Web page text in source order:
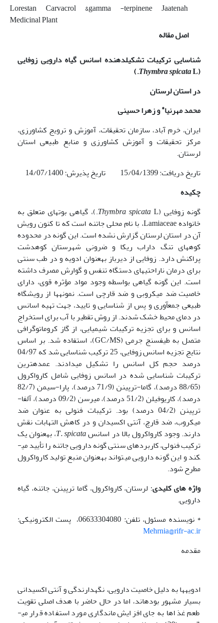
Lorestan Carvacrol &‌gamma -terpinene
Jaatenah
Medicinal Plant
اصل مقاله
شناسایی ترکیبات تشکیلدهنده اسانس گیاه دارویی زوفایی
(
ThymbraspicataL.
)
در استان لرستان
محمد مهرنیا*و زهرا حسینی
ایران، خرم آباد، سازمان تحقیقات، آموزش و ترویج کشاورزی،
مرکز تحقیقات و آموزش کشاورزی و منابع طبیعی استان
لرستان.
تاریخ دریافت: 15/04/1399 تاریخ پذیرش: 14/07/1400
چکیده
گونه زوفایی (
Thymbra spicata
L.)، گیاهی بوته­ای متعلق به
خانواده Lamiaceae، با نام محلی جاتنه است که تا کنون رویش
آن در استان لرستان گزارش نشده است. این گونه در محدوده
کوه­های تنگ داراب ریکا و ضرونی شهرستان کوهدشت
پراکنش دارد. زوفایی از دیرباز به­عنوان ادویه و در طب سنتی
برای درمان ناراحتی­های دستگاه تنفس و گوارش مصرف داشته
است. این گونه گیاهی بواسطه وجود مواد مؤثره قوی، دارای
خاصیت ضد میکروبی و ضد قارچی است. نمونه­ها از رویشگاه
طبیعی جمع­آوری و پس از شناسایی و تایید، جهت تهیه اسانس
در دمای محیط خشک شدند. از روش تقطیر با آب برای استخراج
اسانس و برای تجزیه ترکیبات شیمیایی، از گاز کروماتوگرافی
متصل به طیف­سنج جرمی (GC/MS)، استفاده شد. بر اساس
نتایج تجزیه اسانس زوفایی، 25 ترکیب شناسایی شد که 04/97
درصد حجم کل اسانس را تشکیل می­دادند. عمده­ترین
ترکیبات شناسایی شده در اسانس زوفایی شامل کارواکرول
(88/65 درصد)، گاما-ترپینن (71/9 درصد)، پارا-سیمن (82/7
درصد)، کاریوفیلن (51/2 درصد)، میرسن (09/2 درصد)، آلفا-
ترپینن (04/2 درصد) بود. ترکیبات فنولی به عنوان ضد
میکروب، ضد قارچ، آنتی اکسیدان و در کاهش التهابات نقش
دارند. وجود کارواکرول بالا در اسانسT. spicata، به­عنوان یک
ترکیب فنولی، کاربردهای سنتی گونه دارویی جاتنه را تأیید می­
کند و این گونه دارویی می­تواند به­عنوان منبع تولید کارواکرول
مطرح شود.
واژه های کلیدی: لرستان، کارواکرول، گاما ترپینن، جاتنه، گیاه
دارویی.
* نویسنده مسئول، تلفن: 06633304080، پست الکترونیکی:
Mehrnia@rifr-ac.ir
مقدمه
ادویه­ها به دلیل خاصیت دارویی، نگهدارندگی و آنتی اکسیدانی
بسیار مشهور بوده­اند، اما در حال حاضر با هدف اصلی تقویت
طعم غذاها به جای افزایش ماندگاری مورد استفاده قرار می­